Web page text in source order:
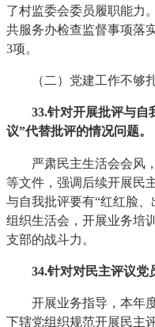
了村监委会委员履职能力
共服务办检查监督事项落
3项。
（二）党建工作不够扎
33.针对开展批评与自
议”代替批评的情况问题。
严肃民主生活会会风，
等文件，强调后续开展民
与自我批评要有“红红脸
组织生活会，开展业务培
支部的战斗力。
34.针对对民主评议党
开展业务指导，本年度
下辖党组织规范开展民主